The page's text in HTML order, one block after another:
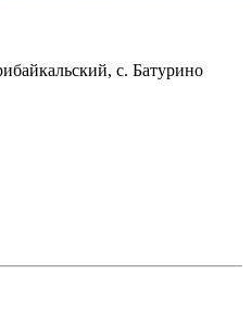
с. Батурино